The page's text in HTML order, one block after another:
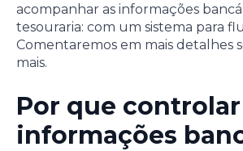
acompanhar as informações
tesouraria: com um sistema para
Comentaremos em mais detalhes
mais.
Por que controlar
informações